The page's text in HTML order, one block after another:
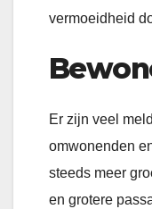
vermoeidheid
Er zijn veel
omwonenden
steeds meer
en grotere